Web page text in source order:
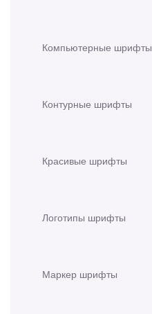
Компьютерные шрифты
Контурные шрифты
Красивые шрифты
Логотипы шрифты
Маркер шрифты